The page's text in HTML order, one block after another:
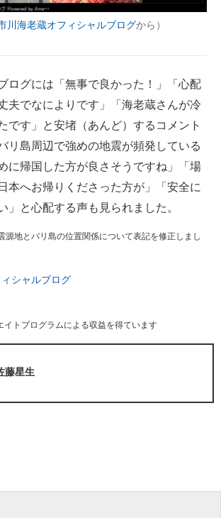
川海老蔵オフィシャルブログから）
ログには「無事で良かった！」「心配
夫でなによりです」「海老蔵さんが冷
です」と安堵（あんど）するコメント
リ島周辺で強めの地震が頻発している
に帰国した方が良さそうですね」「場
本へお帰りくださった方が」「安全に
」と心配する声も見られました。
源地とバリ島の位置関係について表記を修正しまし
シャルブログ
トプログラムによる収益を得ています
藤星生